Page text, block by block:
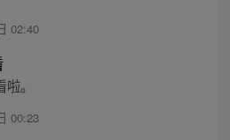
02:40
。
00:23